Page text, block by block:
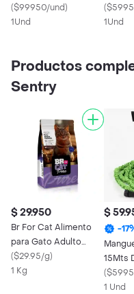
($99950/und)
1Und
(
1Und
Productos
Sentry
$ 29.950
Br For Cat Alimento
para Gato Adulto
Castrado Sabor Pollo
($29.95/g)
1 Kg
$
-17
15Mts
(
1 Und